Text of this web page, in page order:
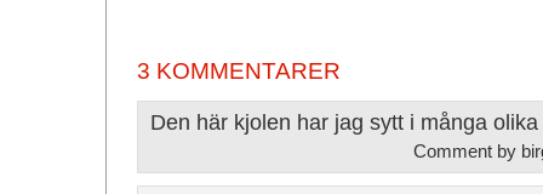
3 KOMMENTARER
Den här kjolen har jag sytt i många
Comment by